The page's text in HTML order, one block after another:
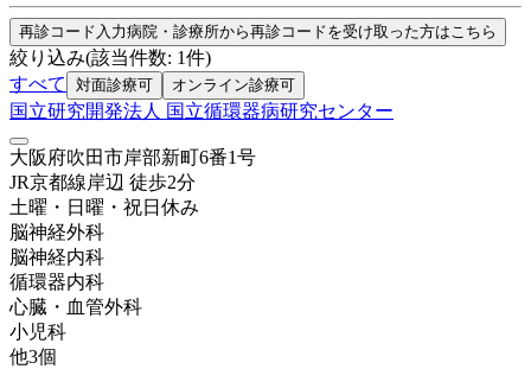
再診コード入力病院・診療所から再診コードを受け取った方はこちら
絞り込み(該当件数: 1件)
すべて
対面診療可 オンライン診療可
国立研究開発法人 国立循環器病研究センター
大阪府吹田市岸部新町6番1号
JR京都線岸辺 徒歩2分
土曜・日曜・祝日 休み
脳神経外科
脳神経内科
循環器内科
心臓・血管外科
小児科
他3個